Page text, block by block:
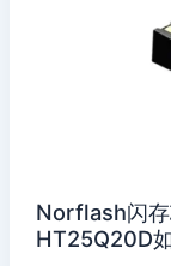
Norflash闪存
HT25Q20D